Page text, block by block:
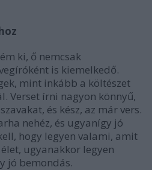
ki, ő nemcsak
is kiemelkedő.
mint inkább a költészet
Verset írni nagyon könnyű,
és kész, az már vers.
nehéz, és ugyanígy jó
hogy legyen valami, amit
ugyanakkor legyen
jó bemondás.